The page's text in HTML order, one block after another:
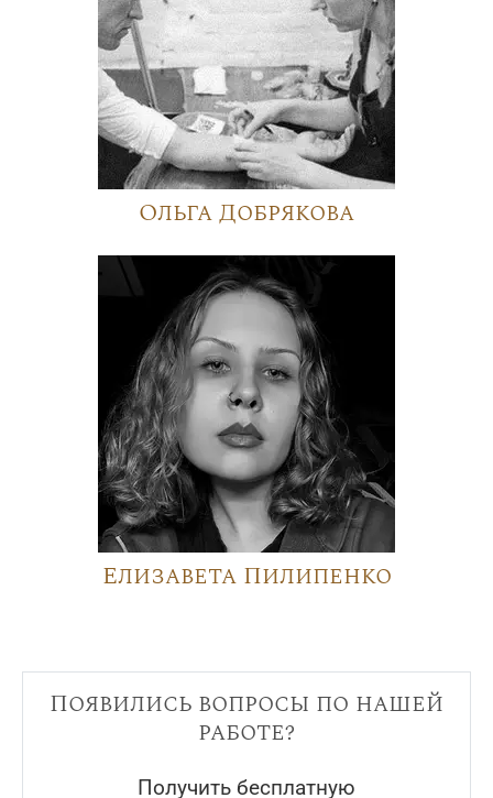
Ольга Добрякова
Елизавета Пилипенко
Появились вопросы по нашей
работе?
Получить бесплатную